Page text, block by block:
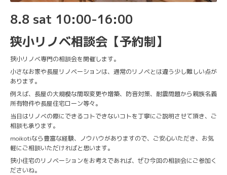
8.8 sat 10:00-16:00
狭小リノベ相談会【予約制】
狭小リノベ専門の相談会を開催します。
小さなお家や長屋リノベーションは、通常のリノベとは違う少し難しい点が
あります。
例えば、長屋の大規模な間取変更や増築、防音対策、耐震問題から親族名義
所有物件や長屋住宅ローン等々。
当日はリノベの際にできるコトできないコトを丁寧にご説明させて頂き、ご
相談も承ります。
moikotiなら豊富な経験、ノウハウがありますので、ご安心いただき、お気
軽にご相談いただければと思います。
狭小住宅のリノベーションをお考えであれば、ぜひ今回の相談会にご参加く
ださいね。